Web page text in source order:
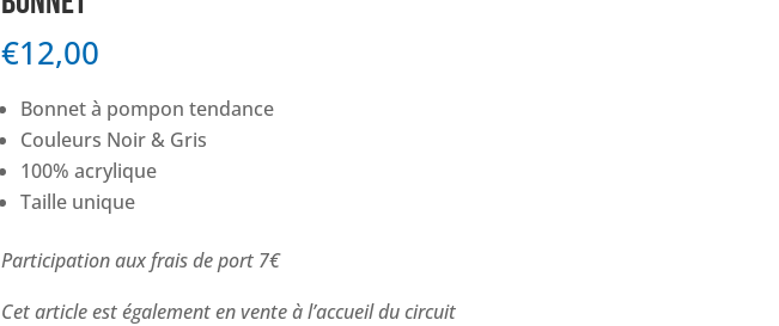
€12,00
Bonnet à pompon tendance
Couleurs Noir & Gris
100% acrylique
Taille unique
Participation aux frais de port 7€
Cet article est également en vente à l’accueil du circuit